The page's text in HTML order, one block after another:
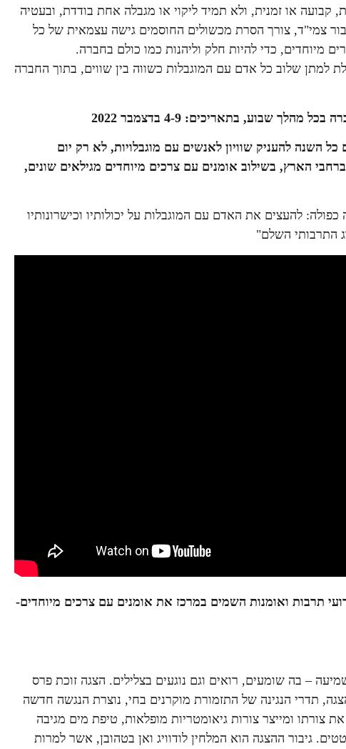
קבועה או זמנית, ולא תמיד ליקוי או מגבלה אחת בודדת, ובעטיה
צמי"ד, צורך הסרת מכשולים החוסמים גישה עצמאית של כל
מיוחדים, כדי להיות חלק וליהנות כמו כולם בחברה.
למתן שלוב כל אדם עם המוגבלות כשווה בין שווים, בתוך החברה
שבוע, בתאריכים: 4-9 בדצמבר 2022
השנה להעניק שוויון לאנשים עם מוגבלויות, לא רק יום
תקיים למעלה מ-20 אירועים ברחבי הארץ, בשילוב אומנים עם צרכים מיוחדים מגילאים שונים,
להעצים את האדם עם המוגבלות על יכולותיו וכישרונותיו
התרבותי השלם"
האירועים לחודש דצמבר וינואר, למעלה מ- 40 אירועי תרבות ואומנות השמים במרכז את אומנים עם צרכים מיוחדים-
– בה שומעים, רואים וגם נוגעים בצלילים. הצגה זוכת פרס
תדרי הנגינה של התזמורת מוקרנים בחי, נוצרת הנגשה חדשה
צורתו ומייצר צורות גיאומטריות מופלאות, טיפת מים מגיבה
גיבור ההצגה הוא המלחין לודוויג ואן בטהובן, אשר למרות